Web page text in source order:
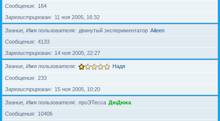
Сообщения
164
Зарегистрирован
11 ноя 2005, 16:32
Звание, Имя пользователя двинутый экспериментатор Aileen
Сообщения
4133
Зарегистрирован
14 ноя 2005, 22:27
Звание, Имя пользователя Надя
Сообщения
233
Зарегистрирован
15 ноя 2005, 10:20
Звание, Имя пользователя проЭТесса ДюДюка
Сообщения
10406